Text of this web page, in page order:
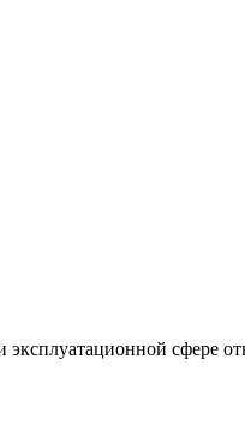
сфере